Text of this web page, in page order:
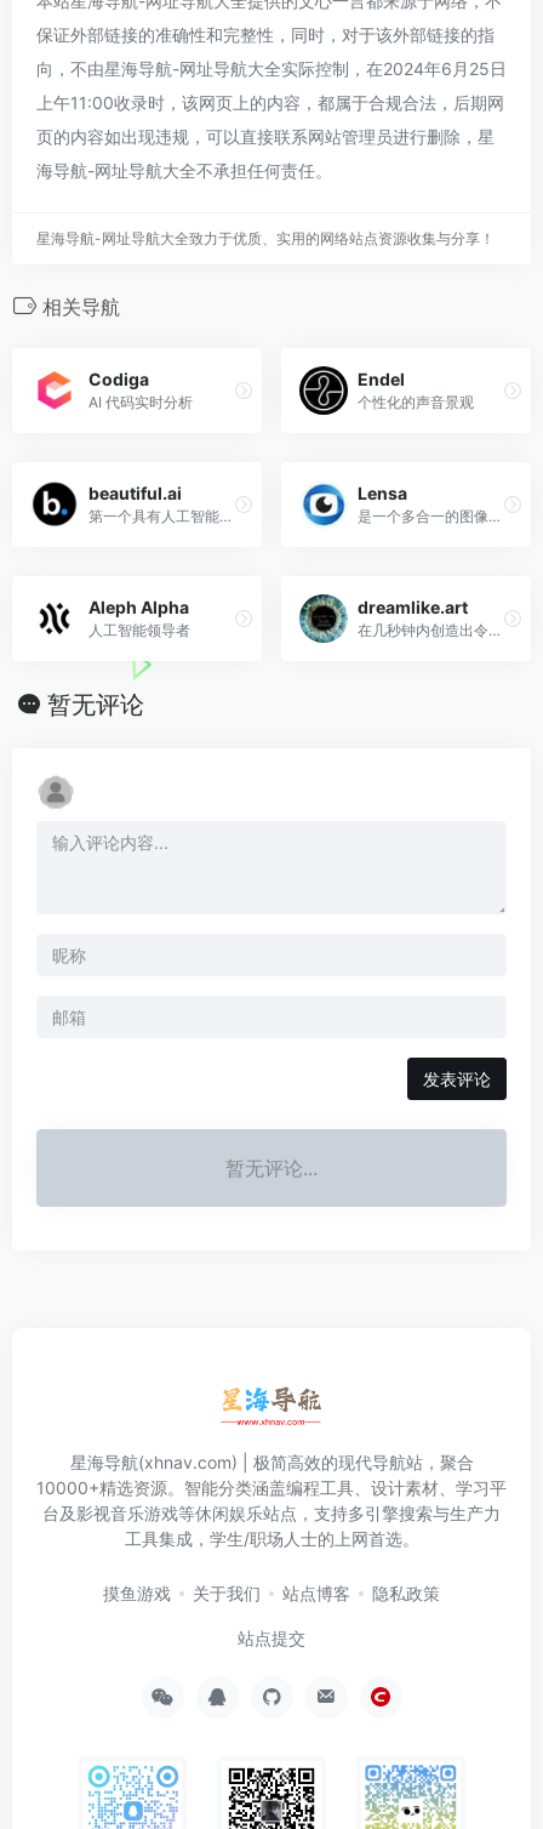
保证外部链接的准确性和完整性，同时，对于该外部链接的指
向，不由星海导航-网址导航大全实际控制，在2024年6月25日
上午11:00收录时，该网页上的内容，都属于合规合法，后期网
页的内容如出现违规，可以直接联系网站管理员进行删除，星
海导航-网址导航大全不承担任何责任。
星海导航-网址导航大全致力于优质、实用的网络站点资源收集与分享！
相关导航
Codiga
AI 代码实时分析
Endel
个性化的声音景观
beautiful.ai
第一个具有人工智能设计的演示文稿制作器
Lensa
是一个多合一的图像编辑应用程序
Aleph Alpha
人工智能领导者
dreamlike.art
在几秒钟内创造出令人惊叹的原创艺术
暂无评论
发表评论
暂无评论...
星海导航(xhnav.com) | 极简高效的现代导航站，聚合
10000+精选资源。智能分类涵盖编程工具、设计素材、学习平
台及影视音乐游戏等休闲娱乐站点，支持多引擎搜索与生产力
工具集成，学生/职场人士的上网首选。
摸鱼游戏 关于我们 站点博客 隐私政策
站点提交